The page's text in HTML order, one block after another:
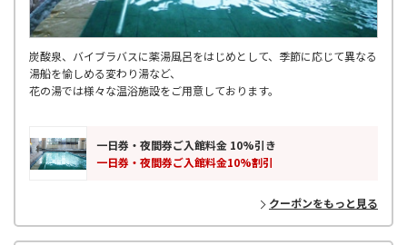
炭酸泉、バイブラバスに薬湯風呂をはじめとして、季節に応じて異なる
湯船を愉しめる変わり湯など、
花の湯では様々な温浴施設をご用意しております。
一日券・夜間券ご入館料金 10%引き
一日券・夜間券ご入館料金10%割引
クーポンをもっと見る